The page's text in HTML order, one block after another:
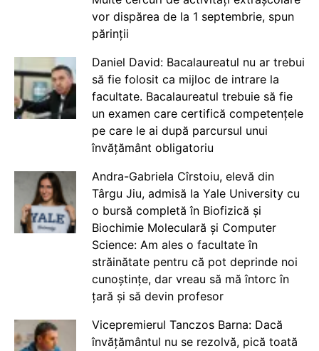
vor dispărea de la 1 septembrie, spun
părinții
Daniel David: Bacalaureatul nu ar trebui
să fie folosit ca mijloc de intrare la
facultate. Bacalaureatul trebuie să fie
un examen care certifică competențele
pe care le ai după parcursul unui
învățământ obligatoriu
Andra-Gabriela Cîrstoiu, elevă din
Târgu Jiu, admisă la Yale University cu
o bursă completă în Biofizică și
Biochimie Moleculară și Computer
Science: Am ales o facultate în
străinătate pentru că pot deprinde noi
cunoștințe, dar vreau să mă întorc în
țară și să devin profesor
Vicepremierul Tanczos Barna: Dacă
învățământul nu se rezolvă, pică toată